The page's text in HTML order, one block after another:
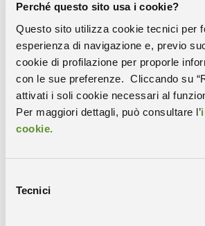
Perché questo sito usa i cookie?
Questo sito utilizza cookie tecnici per
esperienza di navigazione e, previo
cookie di profilazione per proporle
con le sue preferenze. Cliccando su
attivati i soli cookie necessari al
Per maggiori dettagli, può consultare l’
cookie.
delTecnici
climatici sulla mobilità urbanacon
sensibilizzare i decisori politici e
soluzioni per minimizzarne gli effetti
sistema della mobilità più resiliente
climatico.
Disponibile qui la versione in inglese